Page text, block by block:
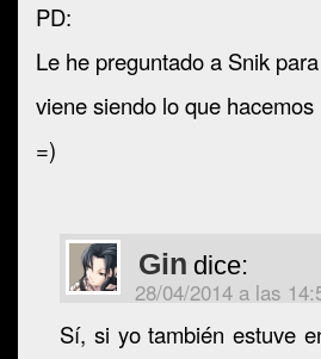
PD:
Le he preguntado a Snik
viene siendo lo que
=)
Gin dice:
28/04/2014 a las
Sí, si yo también estuve